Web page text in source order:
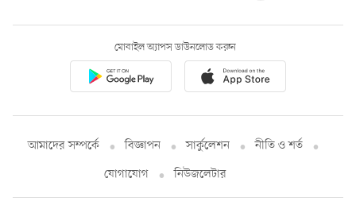
মোবাইল অ্যাপস ডাউনলোড করুন
আমাদের সম্পর্কে বিজ্ঞাপন সার্কুলেশন
নীতি ও শর্ত
যোগাযোগ
নিউজলেটার